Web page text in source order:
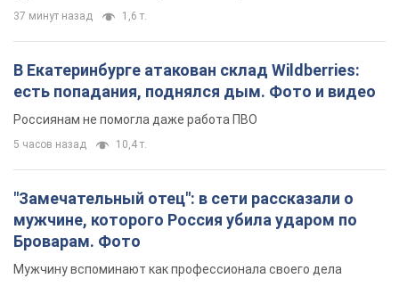
37 минут назад 1,6 т.
В Екатеринбурге атакован склад Wildberries:
есть попадания, поднялся дым. Фото и видео
Россиянам не помогла даже работа ПВО
5 часов назад 10,4 т.
"Замечательный отец": в сети рассказали о
мужчине, которого Россия убила ударом по
Броварам. Фото
Мужчину вспоминают как профессионала своего дела